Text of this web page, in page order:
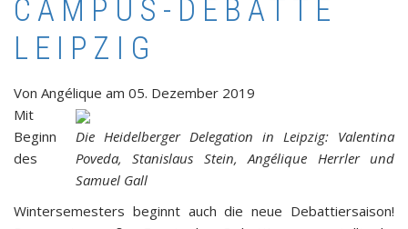
CAMPUS-DEBATTE
LEIPZIG
Von Angélique am 05. Dezember 2019
Die Heidelberger Delegation in Leipzig: Valentina
Poveda, Stanislaus Stein, Angélique Herrler und
Samuel Gall
Mit
Beginn
des
Wintersemesters beginnt auch die neue Debattiersaison!